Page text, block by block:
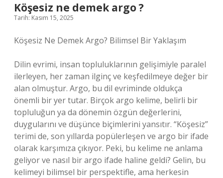
Köşesiz ne demek argo ?
Tarih: Kasım 15, 2025
Köşesiz Ne Demek Argo? Bilimsel Bir Yaklaşım
Dilin evrimi, insan topluluklarının gelişimiyle paralel
ilerleyen, her zaman ilginç ve keşfedilmeye değer bir
alan olmuştur. Argo, bu dil evriminde oldukça
önemli bir yer tutar. Birçok argo kelime, belirli bir
topluluğun ya da dönemin özgün değerlerini,
duygularını ve düşünce biçimlerini yansıtır. “Köşesiz”
terimi de, son yıllarda popülerleşen ve argo bir ifade
olarak karşımıza çıkıyor. Peki, bu kelime ne anlama
geliyor ve nasıl bir argo ifade haline geldi? Gelin, bu
kelimeyi bilimsel bir perspektifle, ama herkesin